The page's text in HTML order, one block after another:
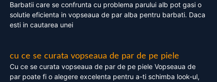
Barbatii care se confrunta cu problema parului alb pot gasi o
solutie eficienta in vopseaua de par alba pentru barbati. Daca
esti in cautarea unei
cu ce se curata vopseaua de par de pe piele
Cu ce se curata vopseaua de par de pe piele Vopseaua de
par poate fi o alegere excelenta pentru a-ti schimba look-ul,